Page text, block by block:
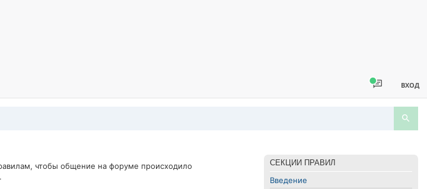
ВХОД
СЕКЦИИ ПРАВИЛ
Введение
чтобы общение на форуме происходило